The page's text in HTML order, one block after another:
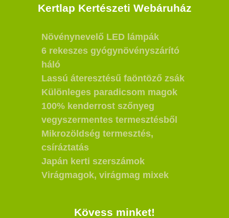
Kertlap Kertészeti Webáruház
Növénynevelő LED lámpák
6 rekeszes gyógynövényszárító
háló
Lassú áteresztésű faöntöző zsák
Különleges paradicsom magok
100% kenderrost szőnyeg
vegyszermentes termesztésből
Mikrozöldség termesztés,
csíráztatás
Japán kerti szerszámok
Virágmagok, virágmag mixek
Kövess minket!